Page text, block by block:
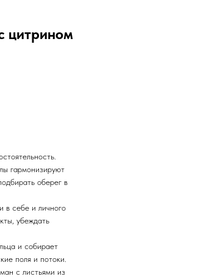
цитрином
гармонизируют
оберег в
в себе и личного
убеждать
и собирает
поля и потоки.
с листьями из